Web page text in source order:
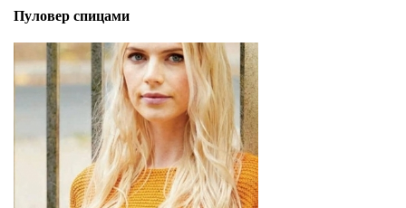
Пуловер спицами